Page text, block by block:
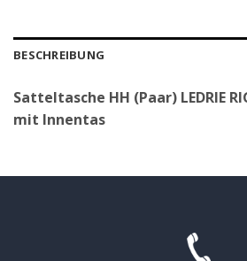
BESCHREIBUNG
Satteltasche HH (Paar) LEDRIE
mit Innentas